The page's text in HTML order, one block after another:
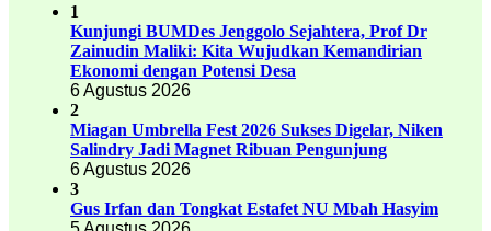
1
Kunjungi BUMDes Jenggolo Sejahtera, Prof Dr
Zainudin Maliki: Kita Wujudkan Kemandirian
Ekonomi dengan Potensi Desa
6 Agustus 2026
2
Miagan Umbrella Fest 2026 Sukses Digelar, Niken
Salindry Jadi Magnet Ribuan Pengunjung
6 Agustus 2026
3
Gus Irfan dan Tongkat Estafet NU Mbah Hasyim